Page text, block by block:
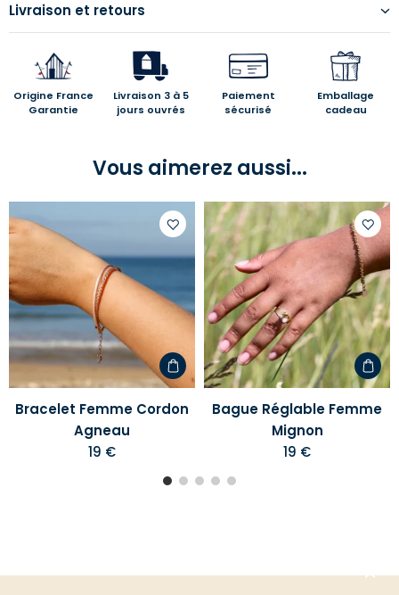
Livraison et retours
Origine France
Garantie
Livraison 3 à 5
jours ouvrés
Paiement
sécurisé
Emballage
cadeau
Vous aimerez aussi...
Ajouter
votre
liste
Bracelet Femme Cordon
Agneau
19 €
à
votre
liste
Bague Réglable Femme
Mignon
19 €